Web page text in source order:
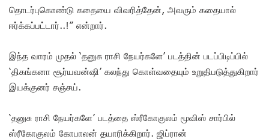
தொடர்புகொண்டு கதையை விவரித்தேன், அவரும் கதையால்
ஈர்க்கப்பட்டார்..!” என்றார்.
இந்த வாரம் முதல் ‘தனுசு ராசி நேயர்களே’ படத்தின் படப்பிடிப்பில்
‘திகங்கனா சூர்யவன்ஷி’ கலந்து கொள்வதையும் உறுதிபடுத்துகிறார்
இயக்குனர் சஞ்சய்.
‘தனுசு ராசி நேயர்களே’ படத்தை ஸ்ரீகோகுலம் மூவிஸ் சார்பில்
ஸ்ரீகோகுலம் கோபாலன் தயாரிக்கிறார். ஜிப்ரான்